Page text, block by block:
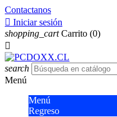
Contactanos
 Iniciar sesión
shopping_cart Carrito (0)

search
Menú
Menú
Regreso